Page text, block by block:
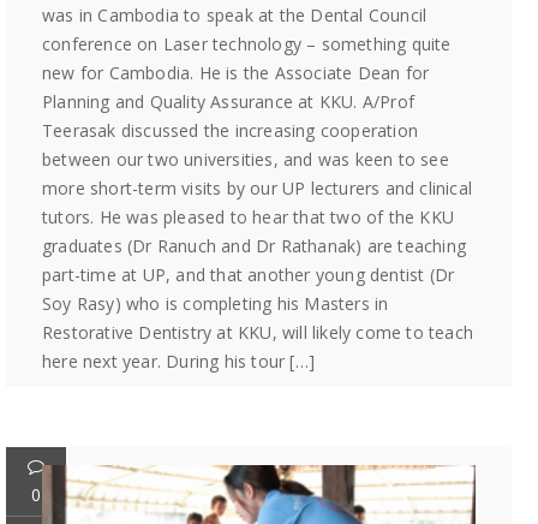
was in Cambodia to speak at the Dental Council
conference on Laser technology – something quite
new for Cambodia. He is the Associate Dean for
Planning and Quality Assurance at KKU. A/Prof
Teerasak discussed the increasing cooperation
between our two universities, and was keen to see
more short-term visits by our UP lecturers and clinical
tutors. He was pleased to hear that two of the KKU
graduates (Dr Ranuch and Dr Rathanak) are teaching
part-time at UP, and that another young dentist (Dr
Soy Rasy) who is completing his Masters in
Restorative Dentistry at KKU, will likely come to teach
here next year. During his tour […]
0